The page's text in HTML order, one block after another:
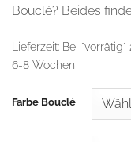
Bouclé? Beides
Lieferzeit: Bei
6-8 Wochen
Farbe Bouclé